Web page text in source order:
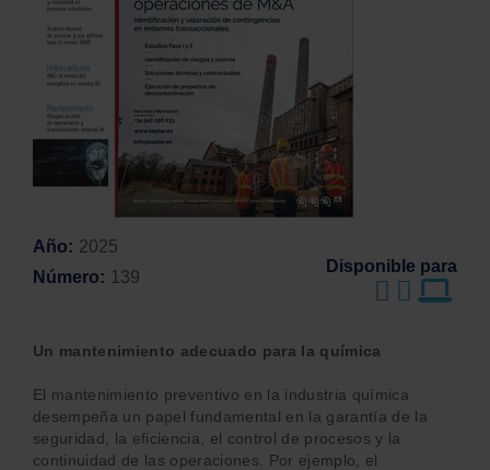
Año
2025
Número
139
Disponible para
Un mantenimiento adecuado para la química
El mantenimiento preventivo en la industria química
desempeña un papel fundamental en la garantía de la
seguridad, la eficiencia, el control de procesos y la
continuidad de las operaciones. Por ejemplo, el